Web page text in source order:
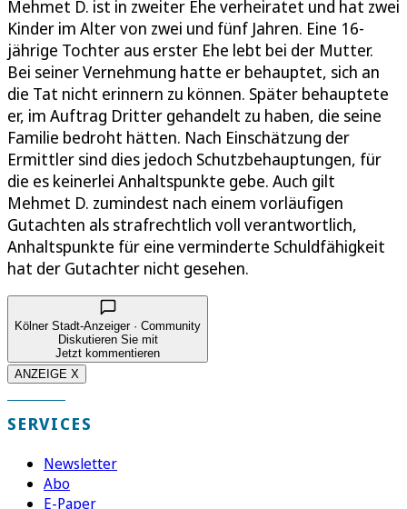
Mehmet D. ist in zweiter Ehe verheiratet und hat zwei
Kinder im Alter von zwei und fünf Jahren. Eine 16-
jährige Tochter aus erster Ehe lebt bei der Mutter.
Bei seiner Vernehmung hatte er behauptet, sich an
die Tat nicht erinnern zu können. Später behauptete
er, im Auftrag Dritter gehandelt zu haben, die seine
Familie bedroht hätten. Nach Einschätzung der
Ermittler sind dies jedoch Schutzbehauptungen, für
die es keinerlei Anhaltspunkte gebe. Auch gilt
Mehmet D. zumindest nach einem vorläufigen
Gutachten als strafrechtlich voll verantwortlich,
Anhaltspunkte für eine verminderte Schuldfähigkeit
hat der Gutachter nicht gesehen.
Kölner Stadt-Anzeiger · Community
Diskutieren Sie mit
Jetzt kommentieren
ANZEIGE X
SERVICES
Newsletter
Abo
E-Paper